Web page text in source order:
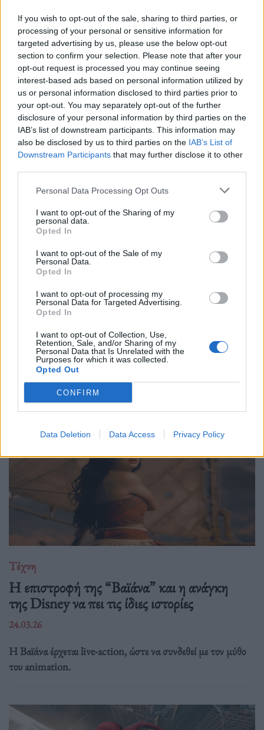
If you wish to opt-out of the sale, sharing to third parties, or
processing of your personal or sensitive information for
targeted advertising by us, please use the below opt-out
section to confirm your selection. Please note that after your
opt-out request is processed you may continue seeing
interest-based ads based on personal information utilized by
us or personal information disclosed to third parties prior to
your opt-out. You may separately opt-out of the further
disclosure of your personal information by third parties on the
IAB’s list of downstream participants. This information may
also be disclosed by us to third parties on the IAB’s List of
Downstream Participants that may further disclose it to other
Personal Data Processing Opt Outs
I want to opt-out of the Sharing of my
personal data.
Opted In
I want to opt-out of the Sale of my
Personal Data.
Opted In
I want to opt-out of processing my
Personal Data for Targeted Advertising.
Opted In
I want to opt-out of Collection, Use,
Retention, Sale, and/or Sharing of my
Personal Data that Is Unrelated with the
Purposes for which it was collected.
Opted Out
CONFIRM
Data Deletion Data Access Privacy Policy
07.07.26
Το "Don’t Look Back in Anger" καταγράφει την επανένωση
των Oasis και την sold-out περιοδεία “Oasis Live
Philip Glass: Παγκόσμια γιορτή για τα 90ά
γενέθλιά του με πρεμιέρα της “Συμφωνίας
Νο. 15: Lincoln”
29.05.26
Ο Philip Glass θα γιορτάσει τα 90ά του γενέθλια στις 31
Ιανουαρίου 2027 με μια πολυετή, διεθνή σειρά εκδηλώσεων
που κορυφώνεται με την παγκόσμια πρεμιέρα της "Συμφωνίας
Νο. 15: Lincoln" και επετειακά
Τέχνη
Η επιστροφή της “Βαϊάνα” και η ανάγκη
της Disney να πει τις ίδιες ιστορίες
24.03.26
Η Βαϊάνα έρχεται live-action, ώστε να συνδεθεί με τον μύθο
του animation.